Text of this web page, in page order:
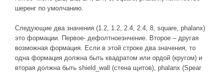
шеренг по умолчанию.
Следующие два значения (1.2, 1.2, 2.4, 2.4, 8, square, phalanx)
это формации. Первое- дефолтноезнчение. Второе – другая
возможная формация. Если в этой строке два значения, то
одна формация должна быть квадратом или ордой (кругом) и
вторая должна быть shield_wall (стена щитов), phalanx (Spear